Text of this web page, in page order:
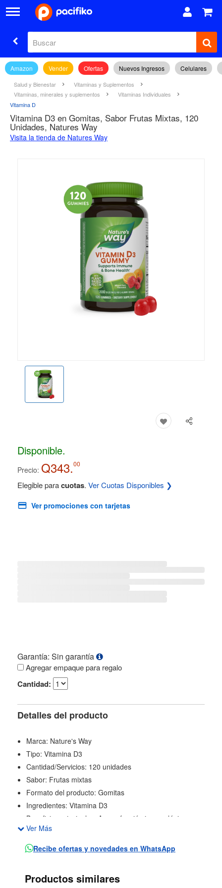
Amazon Vender Ofertas Nuevos Ingresos Celulares
Salud y Bienestar
Vitaminas y Suplementos
Vitaminas, minerales y suplementos
Vitaminas Individuales
Vitamina D
Vitamina D3 en Gomitas, Sabor Frutas Mixtas, 120
Unidades, Natures Way
Visita la tienda de Natures Way
Disponible.
Precio: Q343.00
Elegible paracuotas. Ver Cuotas Disponibles ❯
Ver promociones con tarjetas
Garantía: Sin garantía
Agregar empaque para regalo
Cantidad:
Detalles del producto
Marca: Nature's Way
Tipo: Vitamina D3
Cantidad/Servicios: 120 unidades
Sabor: Frutas mixtas
Formato del producto: Gomitas
Ingredientes: Vitamina D3
Beneficios principales: Apoya función inmunológica
adecuada y salud ósea
Dosis recomendada: Niños de 4 años en adelante
Público objetivo: Niños de 4 años en adelante y adultos
Ver Más
Recibe ofertas y novedades en WhatsApp
Productos similares